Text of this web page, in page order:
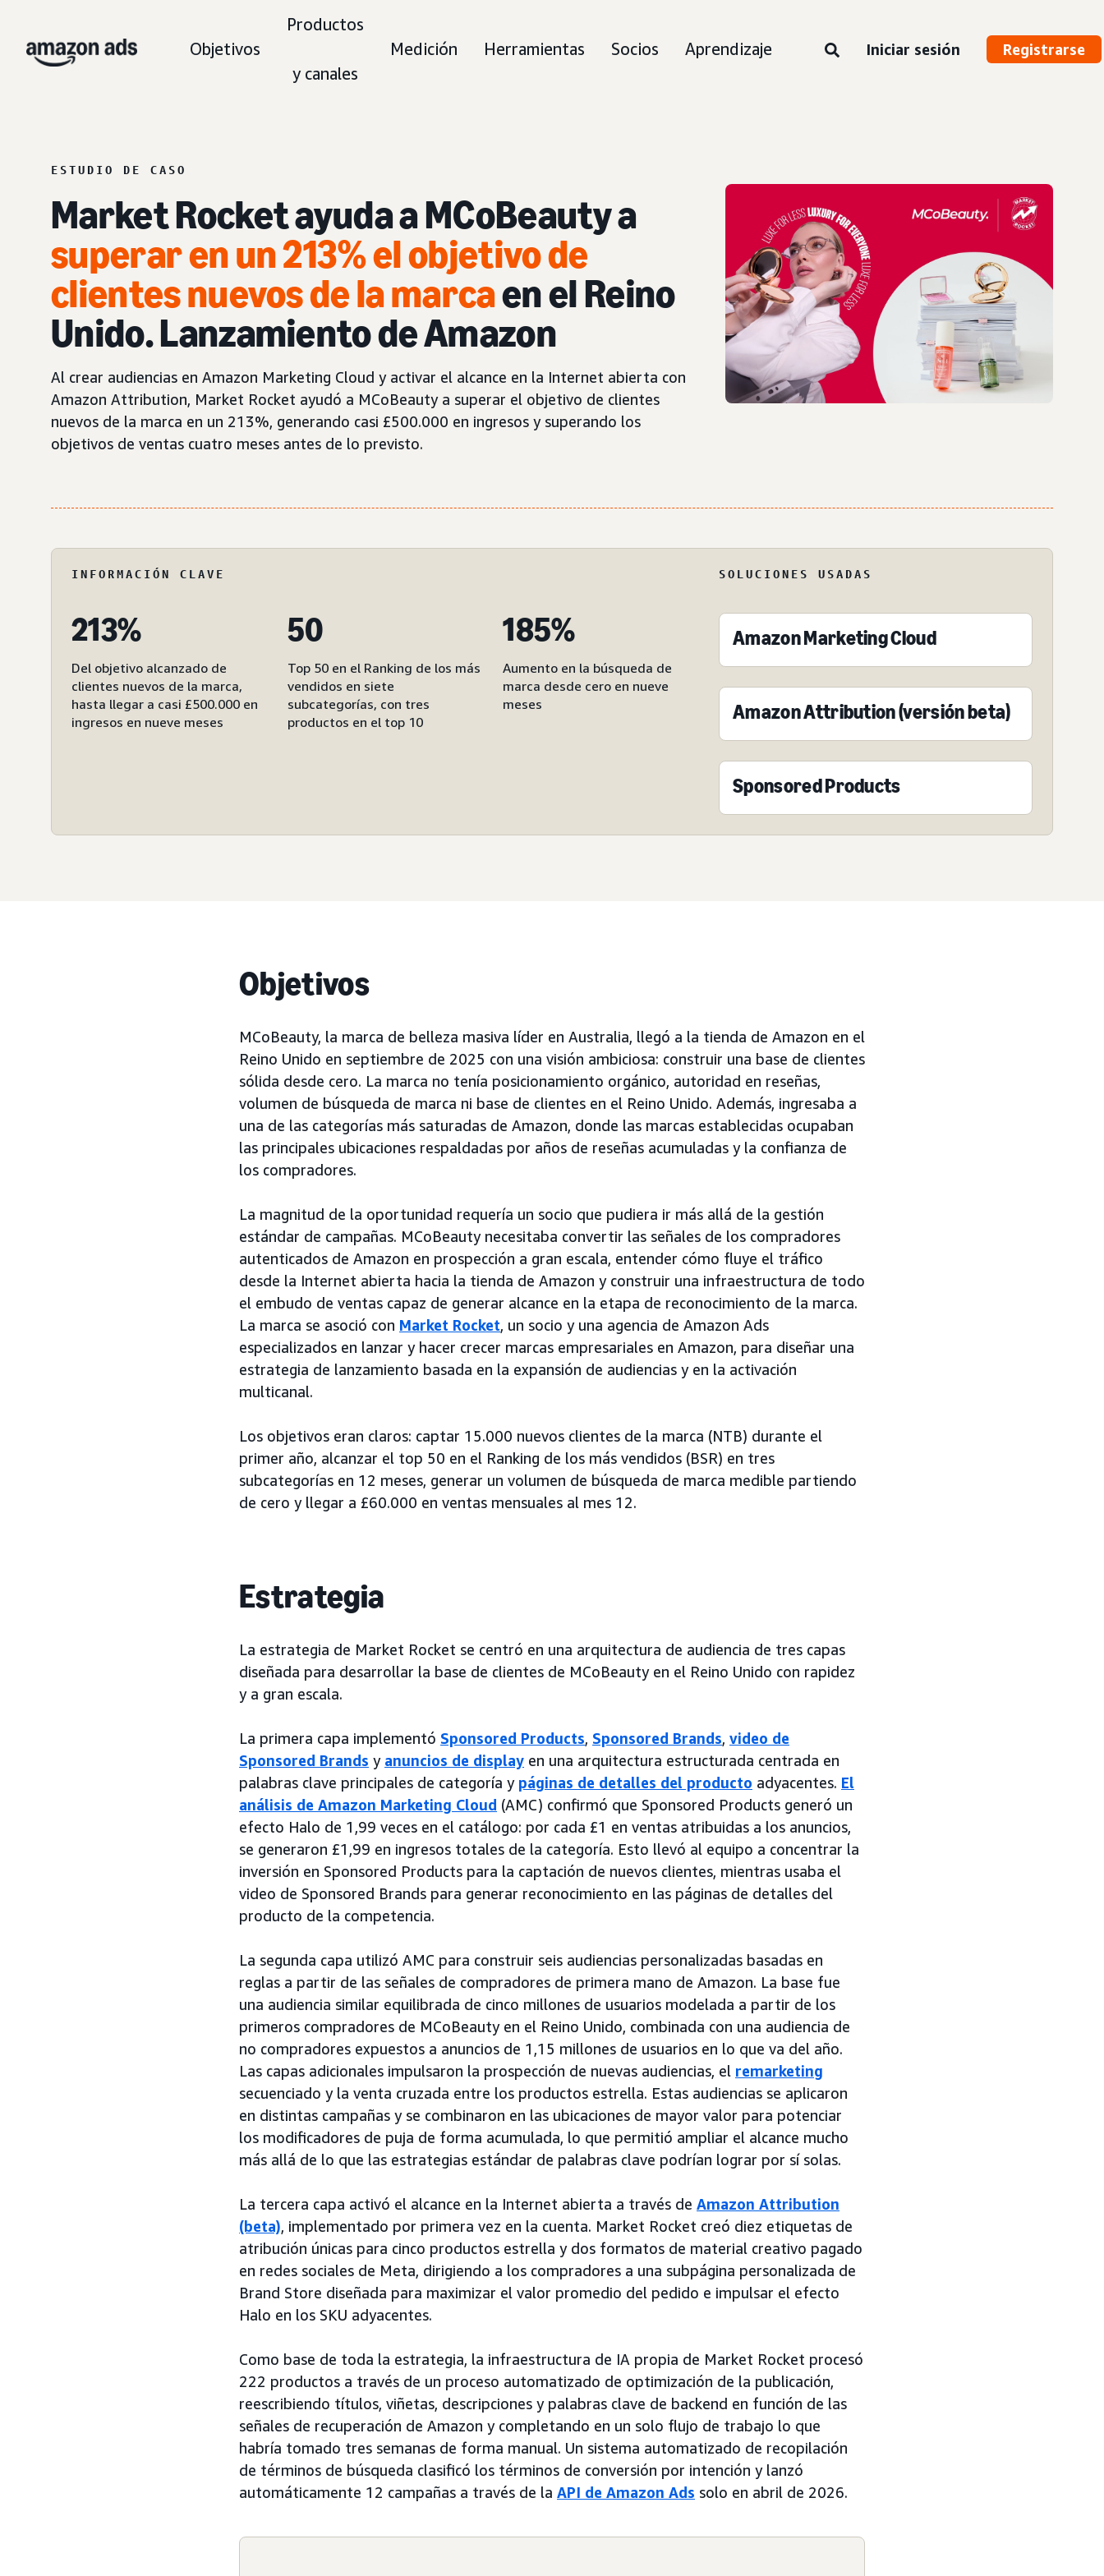
Objetivos
Productos
y canales
Medición Herramientas Socios Aprendizaje Iniciar sesión Registrarse
ESTUDIO DE CASO
Market Rocket ayuda a MCoBeauty a
superar en un 213% el objetivo de
clientes nuevos de la marcaen el Reino
Unido. Lanzamiento de Amazon
Al crear audiencias en Amazon Marketing Cloud y activar el alcance en la Internet abierta con
Amazon Attribution, Market Rocket ayudó a MCoBeauty a superar el objetivo de clientes
nuevos de la marca en un 213%, generando casi £500.000 en ingresos y superando los
objetivos de ventas cuatro meses antes de lo previsto.
INFORMACIÓN CLAVE
213%
Del objetivo alcanzado de
clientes nuevos de la marca,
hasta llegar a casi £500.000 en
ingresos en nueve meses
50
Top 50 en el Ranking de los más
vendidos en siete
subcategorías, con tres
productos en el top 10
185%
Aumento en la búsqueda de
marca desde cero en nueve
meses
SOLUCIONES USADAS
Amazon Marketing Cloud
Amazon Attribution (versión beta)
Sponsored Products
Objetivos
MCoBeauty, la marca de belleza masiva líder en Australia, llegó a la tienda de Amazon en el
Reino Unido en septiembre de 2025 con una visión ambiciosa: construir una base de clientes
sólida desde cero. La marca no tenía posicionamiento orgánico, autoridad en reseñas,
volumen de búsqueda de marca ni base de clientes en el Reino Unido. Además, ingresaba a
una de las categorías más saturadas de Amazon, donde las marcas establecidas ocupaban
las principales ubicaciones respaldadas por años de reseñas acumuladas y la confianza de
los compradores.
La magnitud de la oportunidad requería un socio que pudiera ir más allá de la gestión
estándar de campañas. MCoBeauty necesitaba convertir las señales de los compradores
autenticados de Amazon en prospección a gran escala, entender cómo fluye el tráfico
desde la Internet abierta hacia la tienda de Amazon y construir una infraestructura de todo
el embudo de ventas capaz de generar alcance en la etapa de reconocimiento de la marca.
La marca se asoció con Market Rocket, un socio y una agencia de Amazon Ads
especializados en lanzar y hacer crecer marcas empresariales en Amazon, para diseñar una
estrategia de lanzamiento basada en la expansión de audiencias y en la activación
multicanal.
Los objetivos eran claros: captar 15.000 nuevos clientes de la marca (NTB) durante el
primer año, alcanzar el top 50 en el Ranking de los más vendidos (BSR) en tres
subcategorías en 12 meses, generar un volumen de búsqueda de marca medible partiendo
de cero y llegar a £60.000 en ventas mensuales al mes 12.
Estrategia
La estrategia de Market Rocket se centró en una arquitectura de audiencia de tres capas
diseñada para desarrollar la base de clientes de MCoBeauty en el Reino Unido con rapidez
y a gran escala.
La primera capa implementó Sponsored Products, Sponsored Brands, video de
Sponsored Brands y anuncios de display en una arquitectura estructurada centrada en
palabras clave principales de categoría y páginas de detalles del producto adyacentes. El
análisis de Amazon Marketing Cloud (AMC) confirmó que Sponsored Products generó un
efecto Halo de 1,99 veces en el catálogo: por cada £1 en ventas atribuidas a los anuncios,
se generaron £1,99 en ingresos totales de la categoría. Esto llevó al equipo a concentrar la
inversión en Sponsored Products para la captación de nuevos clientes, mientras usaba el
video de Sponsored Brands para generar reconocimiento en las páginas de detalles del
producto de la competencia.
La segunda capa utilizó AMC para construir seis audiencias personalizadas basadas en
reglas a partir de las señales de compradores de primera mano de Amazon. La base fue
una audiencia similar equilibrada de cinco millones de usuarios modelada a partir de los
primeros compradores de MCoBeauty en el Reino Unido, combinada con una audiencia de
no compradores expuestos a anuncios de 1,15 millones de usuarios en lo que va del año.
Las capas adicionales impulsaron la prospección de nuevas audiencias, el remarketing
secuenciado y la venta cruzada entre los productos estrella. Estas audiencias se aplicaron
en distintas campañas y se combinaron en las ubicaciones de mayor valor para potenciar
los modificadores de puja de forma acumulada, lo que permitió ampliar el alcance mucho
más allá de lo que las estrategias estándar de palabras clave podrían lograr por sí solas.
La tercera capa activó el alcance en la Internet abierta a través de Amazon Attribution
(beta), implementado por primera vez en la cuenta. Market Rocket creó diez etiquetas de
atribución únicas para cinco productos estrella y dos formatos de material creativo pagado
en redes sociales de Meta, dirigiendo a los compradores a una subpágina personalizada de
Brand Store diseñada para maximizar el valor promedio del pedido e impulsar el efecto
Halo en los SKU adyacentes.
Como base de toda la estrategia, la infraestructura de IA propia de Market Rocket procesó
222 productos a través de un proceso automatizado de optimización de la publicación,
reescribiendo títulos, viñetas, descripciones y palabras clave de backend en función de las
señales de recuperación de Amazon y completando en un solo flujo de trabajo lo que
habría tomado tres semanas de forma manual. Un sistema automatizado de recopilación
de términos de búsqueda clasificó los términos de conversión por intención y lanzó
automáticamente 12 campañas a través de la API de Amazon Ads solo en abril de 2026.